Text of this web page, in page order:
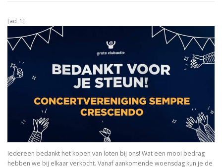
[ad_1]
Iedereen bedankt het kopen van loten bij ons! Wat een mooi bedrag
hebben we bij elkaar verkocht. Vanaf aankomende woensdag kun je de